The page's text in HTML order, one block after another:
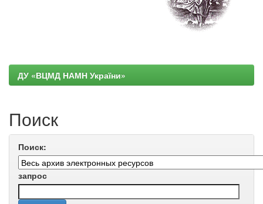
ДУ «ВЦМД НАМН України»
Поиск
Поиск:
запрос